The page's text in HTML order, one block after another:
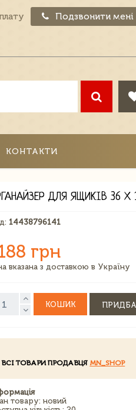
Подзвонити мені
КОНТАКТИ
ДЛЯ ЯЩИКІВ 36 Х
14438796141
грн
вказана з доставкою в Україну
КОШИК
ВСІ ТОВАРИ ПРОДАВЦЯ MN_SHOP
товару: новий